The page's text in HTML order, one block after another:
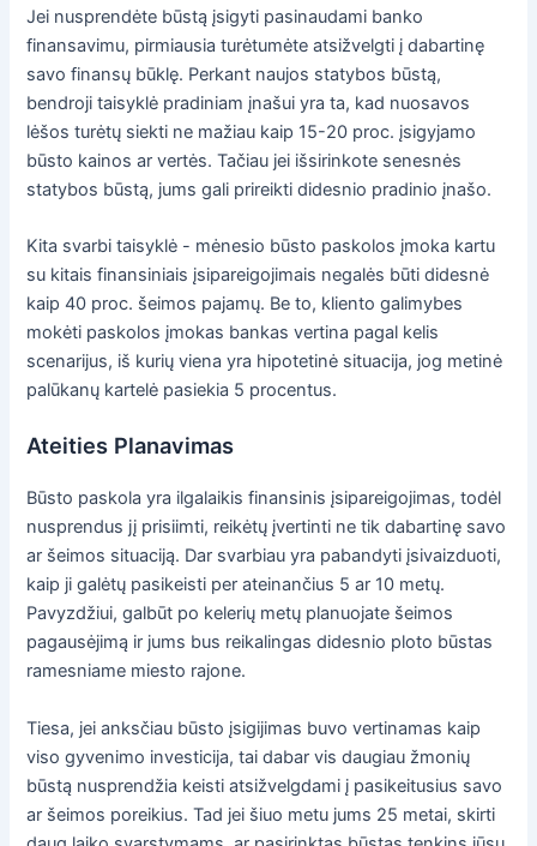
Jei nusprendėte būstą įsigyti pasinaudami banko
finansavimu, pirmiausia turėtumėte atsižvelgti į dabartinę
savo finansų būklę. Perkant naujos statybos būstą,
bendroji taisyklė pradiniam įnašui yra ta, kad nuosavos
lėšos turėtų siekti ne mažiau kaip 15-20 proc. įsigyjamo
būsto kainos ar vertės. Tačiau jei išsirinkote senesnės
statybos būstą, jums gali prireikti didesnio pradinio įnašo.
Kita svarbi taisyklė - mėnesio būsto paskolos įmoka kartu
su kitais finansiniais įsipareigojimais negalės būti didesnė
kaip 40 proc. šeimos pajamų. Be to, kliento galimybes
mokėti paskolos įmokas bankas vertina pagal kelis
scenarijus, iš kurių viena yra hipotetinė situacija, jog metinė
palūkanų kartelė pasiekia 5 procentus.
Ateities Planavimas
Būsto paskola yra ilgalaikis finansinis įsipareigojimas, todėl
nusprendus jį prisiimti, reikėtų įvertinti ne tik dabartinę savo
ar šeimos situaciją. Dar svarbiau yra pabandyti įsivaizduoti,
kaip ji galėtų pasikeisti per ateinančius 5 ar 10 metų.
Pavyzdžiui, galbūt po kelerių metų planuojate šeimos
pagausėjimą ir jums bus reikalingas didesnio ploto būstas
ramesniame miesto rajone.
Tiesa, jei anksčiau būsto įsigijimas buvo vertinamas kaip
viso gyvenimo investicija, tai dabar vis daugiau žmonių
būstą nusprendžia keisti atsižvelgdami į pasikeitusius savo
ar šeimos poreikius. Tad jei šiuo metu jums 25 metai, skirti